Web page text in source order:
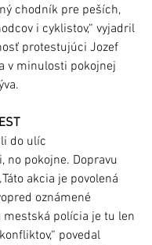
chodník pre peších,
i cyklistov,“ vyjadril
protestujúci Jozef
v minulosti pokojnej
do ulíc
no pokojne. Dopravu
akcia je povolená
oznámené
mestská polícia je tu len
povedal